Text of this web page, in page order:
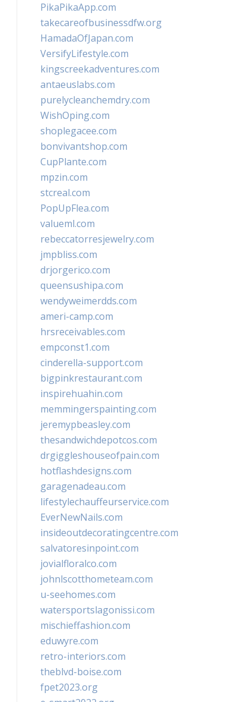
PikaPikaApp.com
takecareofbusinessdfw.org
HamadaOfJapan.com
VersifyLifestyle.com
kingscreekadventures.com
antaeuslabs.com
purelycleanchemdry.com
WishOping.com
shoplegacee.com
bonvivantshop.com
CupPlante.com
mpzin.com
stcreal.com
PopUpFlea.com
valueml.com
rebeccatorresjewelry.com
jmpbliss.com
drjorgerico.com
queensushipa.com
wendyweimerdds.com
ameri-camp.com
hrsreceivables.com
empconst1.com
cinderella-support.com
bigpinkrestaurant.com
inspirehuahin.com
memmingerspainting.com
jeremypbeasley.com
thesandwichdepotcos.com
drgiggleshouseofpain.com
hotflashdesigns.com
garagenadeau.com
lifestylechauffeurservice.com
EverNewNails.com
insideoutdecoratingcentre.com
salvatoresinpoint.com
jovialfloralco.com
johnlscotthometeam.com
u-seehomes.com
watersportslagonissi.com
mischieffashion.com
eduwyre.com
retro-interiors.com
theblvd-boise.com
fpet2023.org